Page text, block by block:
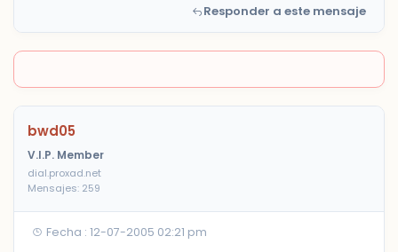
Responder a este mensaje
bwd05
V.I.P. Member
dial.proxad.net
Mensajes: 259
Fecha : 12-07-2005 02:21 pm